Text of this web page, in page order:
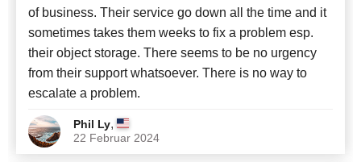
of business. Their service go down all the time and it
sometimes takes them weeks to fix a problem esp.
their object storage. There seems to be no urgency
from their support whatsoever. There is no way to
escalate a problem.
Phil Ly,
22 Februar 2024